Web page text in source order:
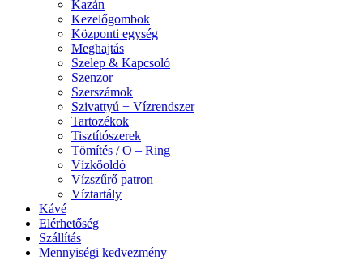
Kazán
Kezelőgombok
Központi egység
Meghajtás
Szelep & Kapcsoló
Szenzor
Szerszámok
Szivattyú + Vízrendszer
Tartozékok
Tisztítószerek
Tömítés / O – Ring
Vízkőoldó
Vízszűrő patron
Víztartály
Kávé
Elérhetőség
Szállítás
Mennyiségi kedvezmény